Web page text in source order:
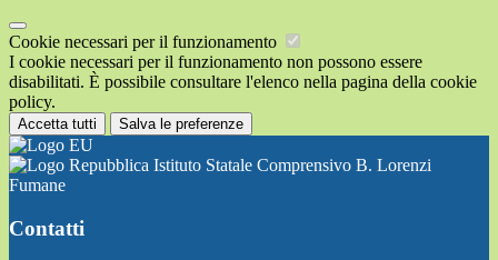
Cookie necessari per il funzionamento
I cookie necessari per il funzionamento non possono essere
disabilitati. È possibile consultare l'elenco nella pagina della cookie
policy.
Accetta tutti Salva le preferenze
Istituto Statale Comprensivo B. Lorenzi
Fumane
Contatti